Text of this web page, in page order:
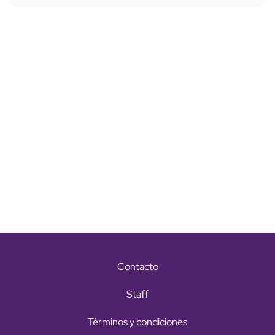
Contacto
Staff
Términos y condiciones